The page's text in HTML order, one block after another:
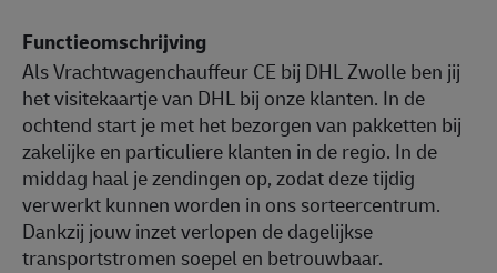
Functieomschrijving
Als Vrachtwagenchauffeur CE bij DHL Zwolle ben jij
het visitekaartje van DHL bij onze klanten. In de
ochtend start je met het bezorgen van pakketten bij
zakelijke en particuliere klanten in de regio. In de
middag haal je zendingen op, zodat deze tijdig
verwerkt kunnen worden in ons sorteercentrum.
Dankzij jouw inzet verlopen de dagelijkse
transportstromen soepel en betrouwbaar.